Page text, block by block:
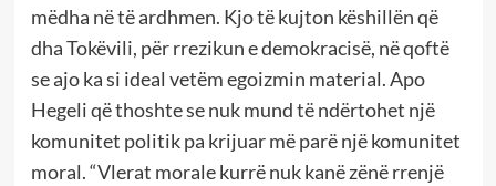
mëdha në të ardhmen. Kjo të kujton këshillën që
dha Tokëvili, për rrezikun e demokracisë, në qoftë
se ajo ka si ideal vetëm egoizmin material. Apo
Hegeli që thoshte se nuk mund të ndërtohet një
komunitet politik pa krijuar më parë një komunitet
moral. “Vlerat morale kurrë nuk kanë zënë rrenjë